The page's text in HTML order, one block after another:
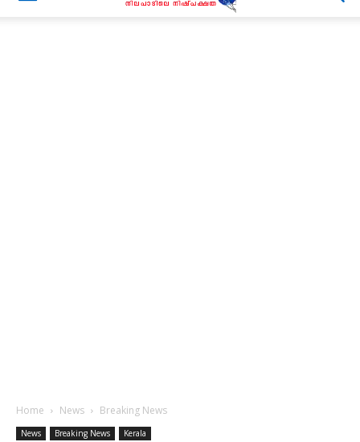
Home News Breaking News
News Breaking News Kerala